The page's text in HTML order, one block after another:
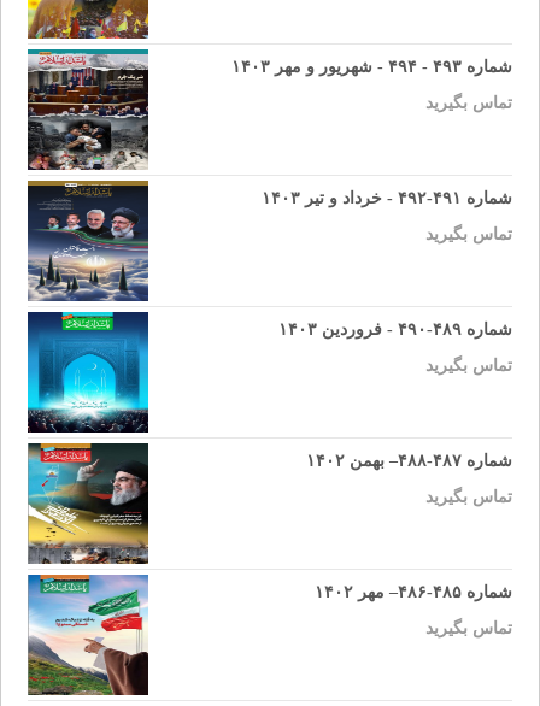
شماره ۴۹۳ - ۴۹۴ - شهریور و مهر ۱۴۰۳
تماس بگیرید
شماره ۴۹۱-۴۹۲ - خرداد و تیر ۱۴۰۳
تماس بگیرید
شماره ۴۸۹-۴۹۰ - فروردین ۱۴۰۳
تماس بگیرید
شماره ۴۸۷-۴۸۸– بهمن ۱۴۰۲
تماس بگیرید
شماره ۴۸۵-۴۸۶– مهر ۱۴۰۲
تماس بگیرید